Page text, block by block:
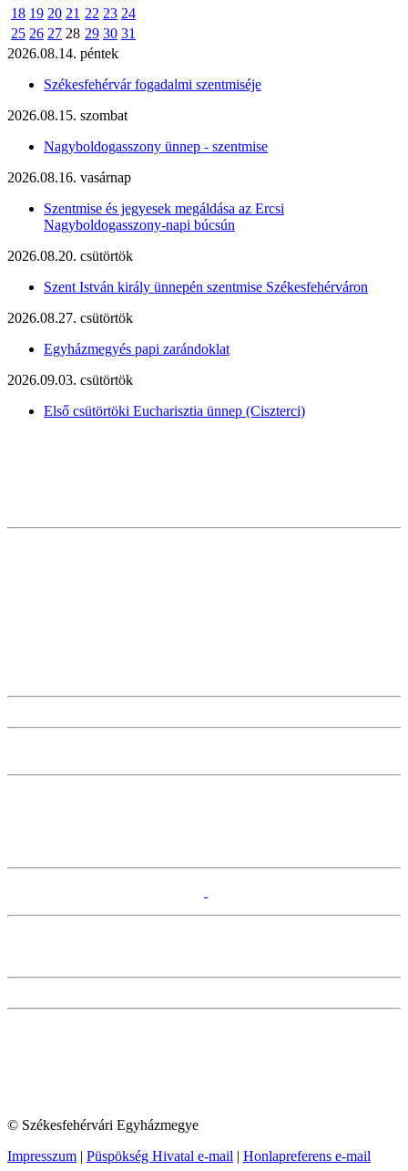
18 19 20 21 22 23 24
25 26 27 28 29 30 31
2026.08.14. péntek
Székesfehérvár fogadalmi szentmiséje
2026.08.15. szombat
Nagyboldogasszony ünnep - szentmise
2026.08.16. vasárnap
Szentmise és jegyesek megáldása az Ercsi
Nagyboldogasszony-napi búcsún
2026.08.20. csütörtök
Szent István király ünnepén szentmise Székesfehérváron
2026.08.27. csütörtök
Egyházmegyés papi zarándoklat
2026.09.03. csütörtök
Első csütörtöki Eucharisztia ünnep (Ciszterci)
© Székesfehérvári Egyházmegye
Impresszum | Püspökség Hivatal e-mail | Honlapreferens e-mail